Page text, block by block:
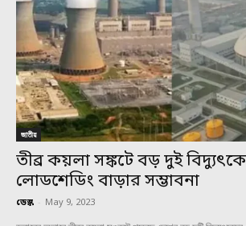
জাতীয়
তীব্র কয়লা সঙ্কটে বড় দুই
লোডশেডিং বাড়ার সম্ভাবনা
ডেস্ক - May 9, 2023